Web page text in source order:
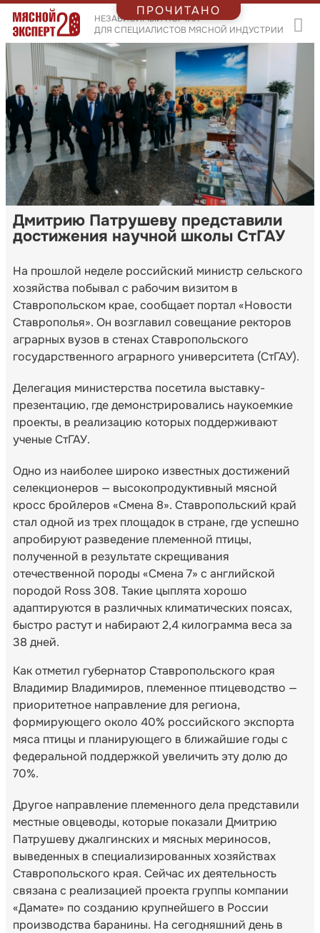
НЕЗАВИСИМЫЙ ПОРТАЛ
ДЛЯ СПЕЦИАЛИСТОВ МЯСНОЙ ИНДУСТРИИ
Дмитрию Патрушеву представили
достижения научной школы СтГАУ
На прошлой неделе российский министр сельского
хозяйства побывал с рабочим визитом в
Ставропольском крае, сообщает портал «Новости
Ставрополья». Он возглавил совещание ректоров
аграрных вузов в стенах Ставропольского
государственного аграрного университета (СтГАУ).
Делегация министерства посетила выставку-
презентацию, где демонстрировались наукоемкие
проекты, в реализацию которых поддерживают
ученые СтГАУ.
Одно из наиболее широко известных достижений
селекционеров — высокопродуктивный мясной
кросс бройлеров «Смена 8». Ставропольский край
стал одной из трех площадок в стране, где успешно
апробируют разведение племенной птицы,
полученной в результате скрещивания
отечественной породы «Смена 7» с английской
породой Ross 308. Такие цыплята хорошо
адаптируются в различных климатических поясах,
быстро растут и набирают 2,4 килограмма веса за
38 дней.
Как отметил губернатор Ставропольского края
Владимир Владимиров, племенное птицеводство —
приоритетное направление для региона,
формирующего около 40% российского экспорта
мяса птицы и планирующего в ближайшие годы с
федеральной поддержкой увеличить эту долю до
70%.
Другое направление племенного дела представили
местные овцеводы, которые показали Дмитрию
Патрушеву джалгинских и мясных мериносов,
выведенных в специализированных хозяйствах
Ставропольского края. Сейчас их деятельность
связана с реализацией проекта группы компании
«Дамате» по созданию крупнейшего в России
производства баранины. На сегодняшний день в
ПРОЧИТАНО